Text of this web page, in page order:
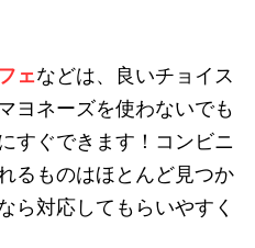
ェなどは、良いチョイス
ヨネーズを使わないでも
すぐできます！コンビニ
るものはほとんど見つか
ら対応してもらいやすく